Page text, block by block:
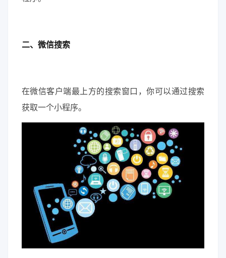
二、微信搜索
在微信客户端最上方的搜索窗口，你可以通过搜索
获取一个小程序。